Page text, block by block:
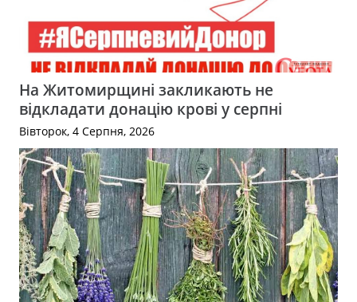
На Житомирщині закликають не
відкладати донацію крові у серпні
Вівторок, 4 Серпня, 2026